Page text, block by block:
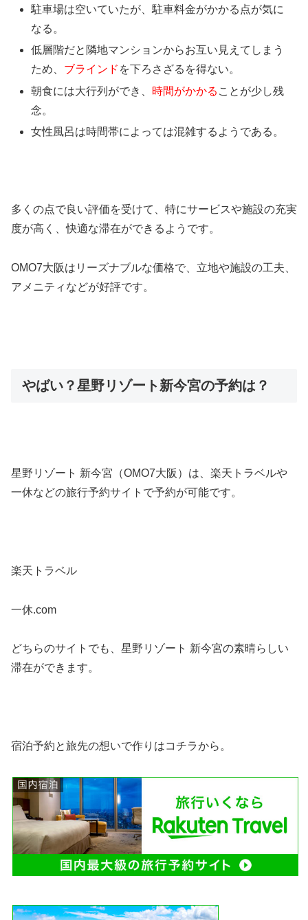
駐車場は空いていたが、駐車料金がかかる点が気に
なる。
低層階だと隣地マンションからお互い見えてしまう
ため、 ブラインド を下ろさざるを得ない。
朝食には大行列ができ、 時間がかかる ことが少し残
念。
女性風呂は時間帯によっては混雑するようである。
多くの点で良い評価を受けて、特にサービスや施設の充実
度が高く、快適な滞在ができるようです。
OMO7大阪はリーズナブルな価格で、立地や施設の工夫、
アメニティなどが好評です。
やばい？星野リゾート新今宮の予約は？
星野リゾート 新今宮（OMO7大阪）は、楽天トラベルや
一休などの旅行予約サイトで予約が可能です。
楽天トラベル
一休.com
どちらのサイトでも、星野リゾート 新今宮の素晴らしい
滞在ができます。
宿泊予約と旅先の想いで作りはコチラから。